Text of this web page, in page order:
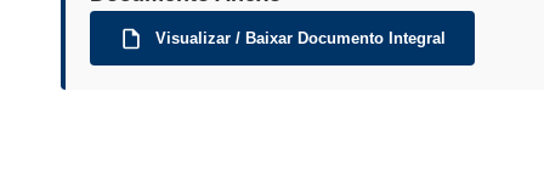
Visualizar / Baixar Documento Integral